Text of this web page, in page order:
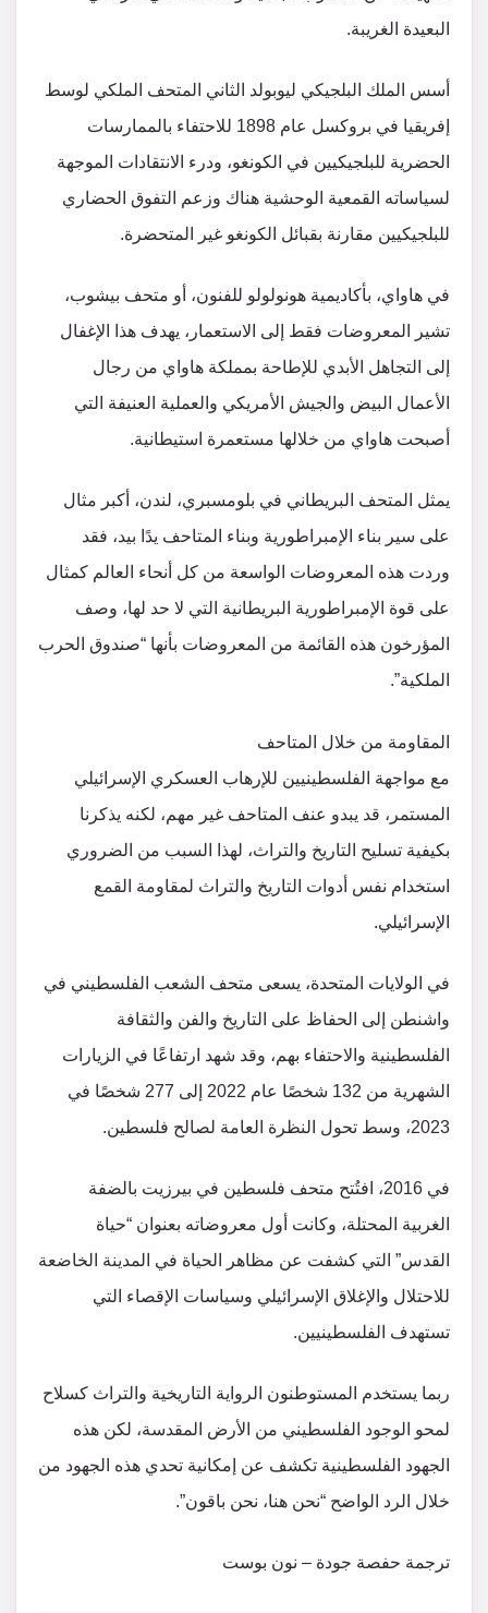
البعيدة الغريبة.
أسس الملك البلجيكي ليوبولد الثاني المتحف الملكي لوسط
إفريقيا في بروكسل عام 1898 للاحتفاء بالممارسات
الحضرية للبلجيكيين في الكونغو، ودرء الانتقادات الموجهة
لسياساته القمعية الوحشية هناك وزعم التفوق الحضاري
للبلجيكيين مقارنة بقبائل الكونغو غير المتحضرة.
في هاواي، بأكاديمية هونولولو للفنون، أو متحف بيشوب،
تشير المعروضات فقط إلى الاستعمار، يهدف هذا الإغفال
إلى التجاهل الأبدي للإطاحة بمملكة هاواي من رجال
الأعمال البيض والجيش الأمريكي والعملية العنيفة التي
أصبحت هاواي من خلالها مستعمرة استيطانية.
يمثل المتحف البريطاني في بلومسبري، لندن، أكبر مثال
على سير بناء الإمبراطورية وبناء المتاحف يدًا بيد، فقد
وردت هذه المعروضات الواسعة من كل أنحاء العالم كمثال
على قوة الإمبراطورية البريطانية التي لا حد لها، وصف
المؤرخون هذه القائمة من المعروضات بأنها “صندوق الحرب
الملكية”.
المقاومة من خلال المتاحف
مع مواجهة الفلسطينيين للإرهاب العسكري الإسرائيلي
المستمر، قد يبدو عنف المتاحف غير مهم، لكنه يذكرنا
بكيفية تسليح التاريخ والتراث، لهذا السبب من الضروري
استخدام نفس أدوات التاريخ والتراث لمقاومة القمع
الإسرائيلي.
في الولايات المتحدة، يسعى متحف الشعب الفلسطيني في
واشنطن إلى الحفاظ على التاريخ والفن والثقافة
الفلسطينية والاحتفاء بهم، وقد شهد ارتفاعًا في الزيارات
الشهرية من 132 شخصًا عام 2022 إلى 277 شخصًا في
2023، وسط تحول النظرة العامة لصالح فلسطين.
في 2016، افتُتح متحف فلسطين في بيرزيت بالضفة
الغربية المحتلة، وكانت أول معروضاته بعنوان “حياة
القدس” التي كشفت عن مظاهر الحياة في المدينة الخاضعة
للاحتلال والإغلاق الإسرائيلي وسياسات الإقصاء التي
تستهدف الفلسطينيين.
ربما يستخدم المستوطنون الرواية التاريخية والتراث كسلاح
لمحو الوجود الفلسطيني من الأرض المقدسة، لكن هذه
الجهود الفلسطينية تكشف عن إمكانية تحدي هذه الجهود من
خلال الرد الواضح “نحن هنا، نحن باقون”.
ترجمة حفصة جودة – نون بوست